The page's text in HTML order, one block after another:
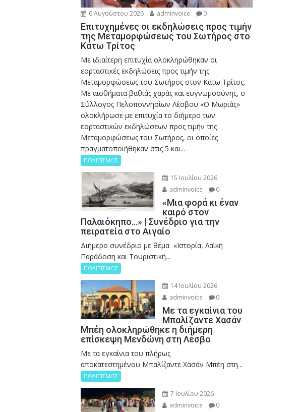
6 Αυγούστου 2026 adminvoice 0
Επιτυχημένες οι εκδηλώσεις προς τιμήν
της Μεταμορφώσεως του Σωτήρος στο
Κάτω Τρίτος
Με ιδιαίτερη επιτυχία ολοκληρώθηκαν οι
εορταστικές εκδηλώσεις προς τιμήν της
Μεταμορφώσεως του Σωτήρος στον Κάτω Τρίτος.
Με αισθήματα βαθιάς χαράς και ευγνωμοσύνης, ο
Σύλλογος Πελοποννησίων Λέσβου «Ο Μωριάς»
ολοκλήρωσε με επιτυχία το διήμερο των
εορταστικών εκδηλώσεων προς τιμήν της
Μεταμορφώσεως του Σωτήρος, οι οποίες
πραγματοποιήθηκαν στις 5 και...
ΠΟΛΙΤΙΣΜΟΣ
15 Ιουλίου 2026
adminvoice
0
«Μια φορά κι έναν
καιρό στον
Παλαιόκηπο…» | Συνέδριο για την
πειρατεία στο Αιγαίο
Διήμερο συνέδριο με θέμα «Ιστορία, Λαϊκή
Παράδοση και Τουριστική...
ΠΟΛΙΤΙΣΜΟΣ
14 Ιουλίου 2026
adminvoice
0
Με τα εγκαίνια του
Μπαλίζαντε Χασάν
Μπέη ολοκληρώθηκε η διήμερη
επίσκεψη Μενδώνη στη Λέσβο
Με τα εγκαίνια του πλήρως
αποκατεστημένου Μπαλίζαντε Χασάν Μπέη στη...
ΠΟΛΙΤΙΣΜΟΣ
7 Ιουλίου 2026
adminvoice
0